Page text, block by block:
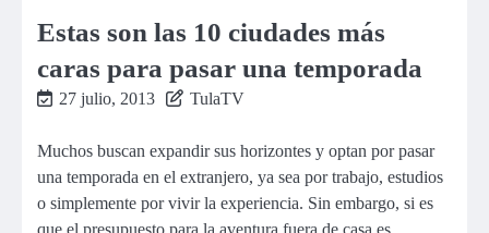
Estas son las 10 ciudades más
caras para pasar una temporada
27 julio, 2013 TulaTV
Muchos buscan expandir sus horizontes y optan por pasar
una temporada en el extranjero, ya sea por trabajo, estudios
o simplemente por vivir la experiencia. Sin embargo, si es
que el presupuesto para la aventura fuera de casa es